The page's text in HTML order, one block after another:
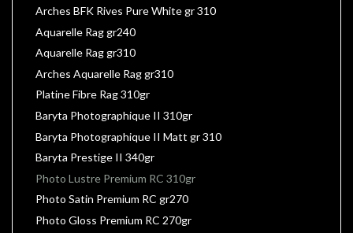
Arches BFK Rives Pure White gr 310
Aquarelle Rag gr240
Aquarelle Rag gr310
Arches Aquarelle Rag gr310
Platine Fibre Rag 310gr
Baryta Photographique II 310gr
Baryta Photographique II Matt gr 310
Baryta Prestige II 340gr
Photo Lustre Premium RC 310gr
Photo Satin Premium RC gr270
Photo Gloss Premium RC 270gr